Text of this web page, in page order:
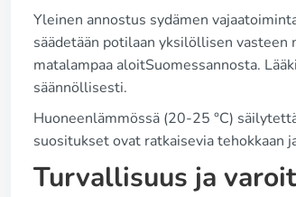
Yleinen annostus sydämen
säädetään potilaan yksilöllisen
matalampaa aloitSuomessannosta.
säännöllisesti.
Huoneenlämmössä (20-25 °C)
suositukset ovat ratkaisevia tehokkaan
Turvallisuus ja